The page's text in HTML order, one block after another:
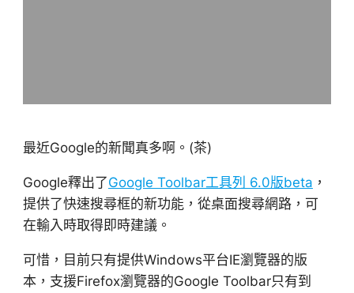
最近Google的新聞真多啊。(茶)
Google釋出了Google Toolbar工具列 6.0版beta ，
提供了快速搜尋框的新功能，從桌面搜尋網路，可
在輸入時取得即時建議。
可惜，目前只有提供Windows平台IE瀏覽器的版
本，支援Firefox瀏覽器的Google Toolbar只有到